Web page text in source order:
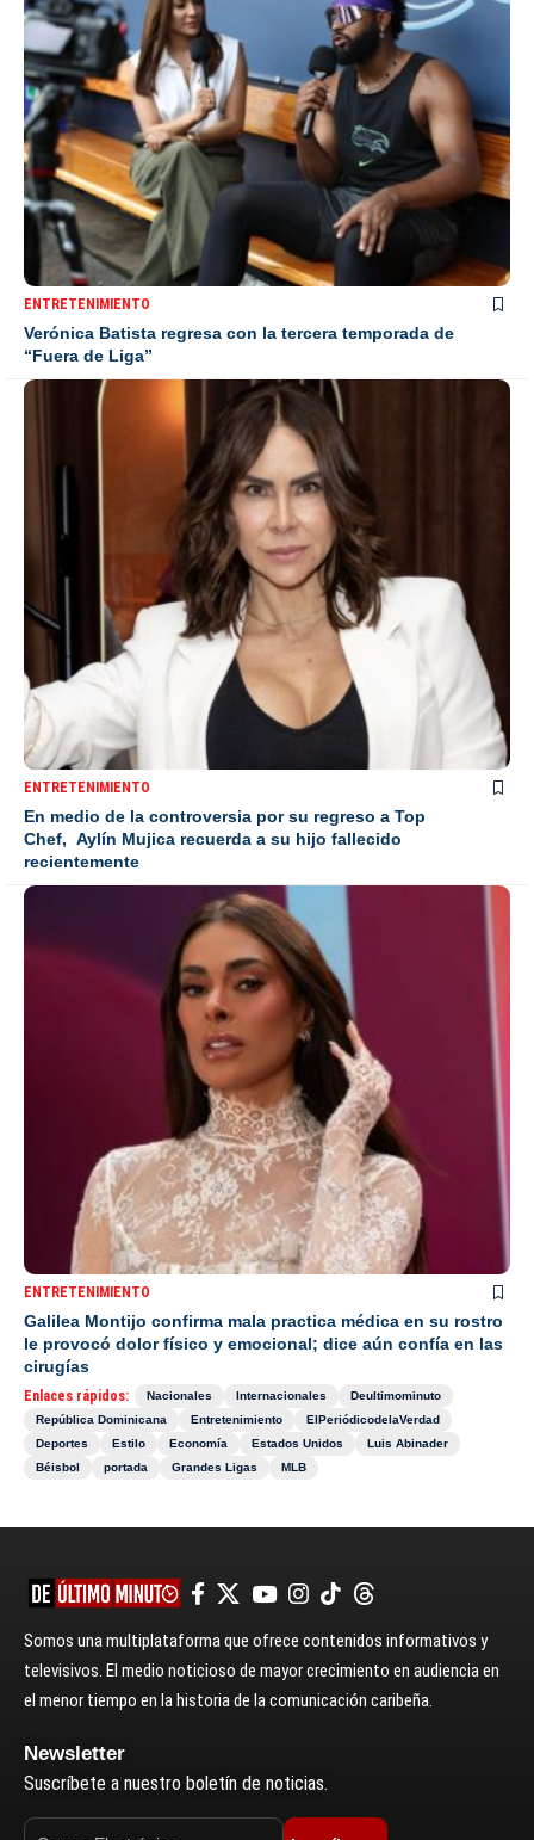
ENTRETENIMIENTO
Verónica Batista regresa con la tercera temporada de
“Fuera de Liga”
ENTRETENIMIENTO
En medio de la controversia por su regreso a Top
Chef, Aylín Mujica recuerda a su hijo fallecido
recientemente
ENTRETENIMIENTO
Galilea Montijo confirma mala practica médica en su rostro
le provocó dolor físico y emocional; dice aún confía en las
cirugías
Enlaces rápidos: Nacionales Internacionales
Deultimominuto
República Dominicana
Entretenimiento
ElPeriódicodelaVerdad
Deportes
Estilo Economía Estados Unidos
Luis Abinader
Béisbol
portada Grandes Ligas MLB
Somos una multiplataforma que ofrece contenidos informativos y
televisivos. El medio noticioso de mayor crecimiento en audiencia en
el menor tiempo en la historia de la comunicación caribeña.
Newsletter
Suscríbete a nuestro boletín de noticias.